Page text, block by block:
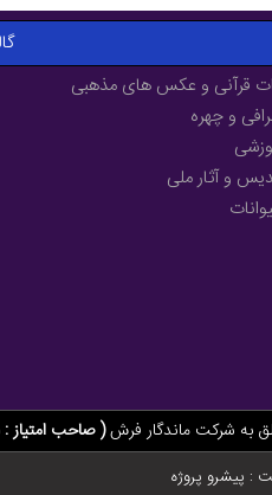
قرآنی و عکس های مذهبی
و چهره
و آثار ملی
به شرکت ماندگار فرش( صاحب امتیاز
: پیشرو پروژه